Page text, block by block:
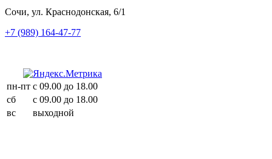
Сочи, ул. Краснодонская, 6/1
+7 (989) 164-47-77
пн-пт с 09.00 до 18.00
сб
с 09.00 до 18.00
вс
выходной